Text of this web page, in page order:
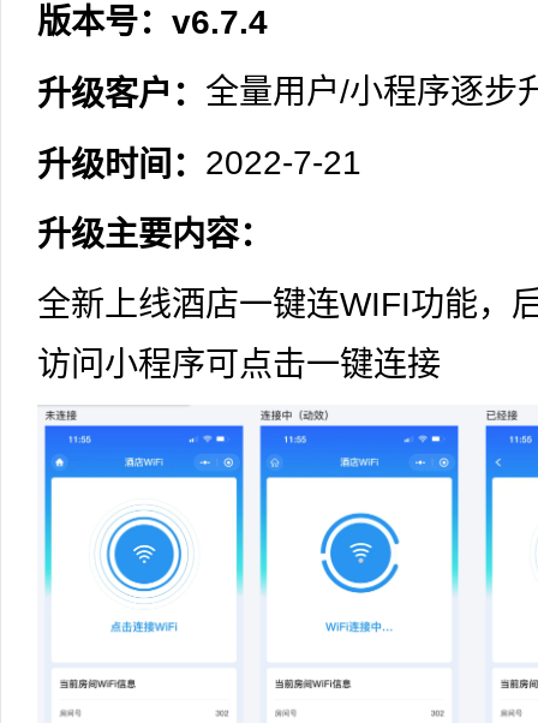
版本号：v6.7.4
升级客户： 全量用户/小程序逐步
升级时间： 2022-7-21
升级主要内容：
全新上线酒店一键连WIFI功能，
访问小程序可点击一键连接